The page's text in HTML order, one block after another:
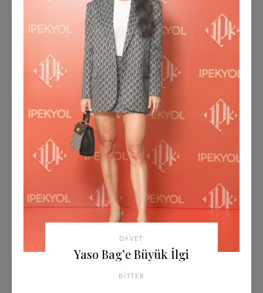
DAVET
Yaso Bag’e Büyük İlgi
BITTER